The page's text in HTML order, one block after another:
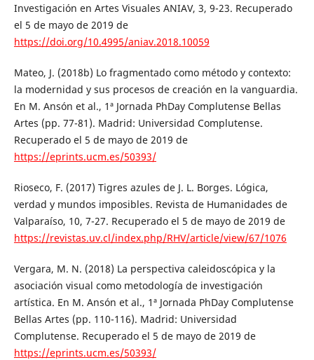
Investigación en Artes Visuales ANIAV, 3, 9-23. Recuperado
el 5 de mayo de 2019 de
https://doi.org/10.4995/aniav.2018.10059
Mateo, J. (2018b) Lo fragmentado como método y contexto:
la modernidad y sus procesos de creación en la vanguardia.
En M. Ansón et al., 1ª Jornada PhDay Complutense Bellas
Artes (pp. 77-81). Madrid: Universidad Complutense.
Recuperado el 5 de mayo de 2019 de
https://eprints.ucm.es/50393/
Rioseco, F. (2017) Tigres azules de J. L. Borges. Lógica,
verdad y mundos imposibles. Revista de Humanidades de
Valparaíso, 10, 7-27. Recuperado el 5 de mayo de 2019 de
https://revistas.uv.cl/index.php/RHV/article/view/67/1076
Vergara, M. N. (2018) La perspectiva caleidoscópica y la
asociación visual como metodología de investigación
artística. En M. Ansón et al., 1ª Jornada PhDay Complutense
Bellas Artes (pp. 110-116). Madrid: Universidad
Complutense. Recuperado el 5 de mayo de 2019 de
https://eprints.ucm.es/50393/